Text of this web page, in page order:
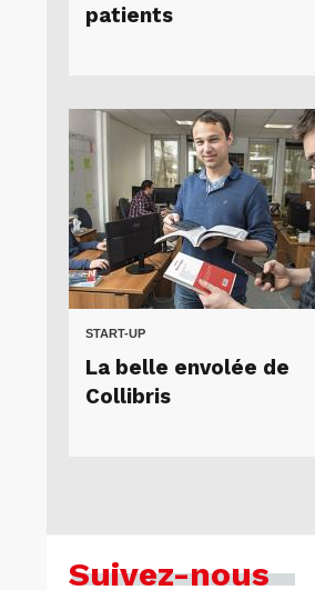
patients
START-UP
La belle envolée de
Collibris
Suivez-nous